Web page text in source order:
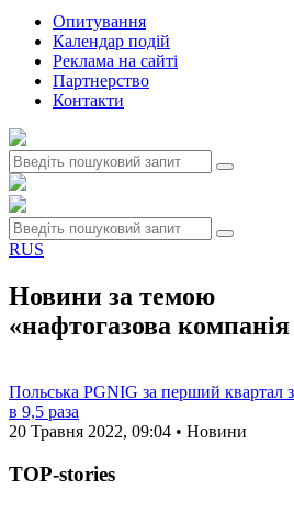
Опитування
Календар подій
Реклама на сайтi
Партнерство
Контакти
RUS
Новини за темою
«нафтогазова
Польська PGNIG за перший квартал
в 9,5 раза
20 Травня 2022, 09:04 • Новини
TOP-stories